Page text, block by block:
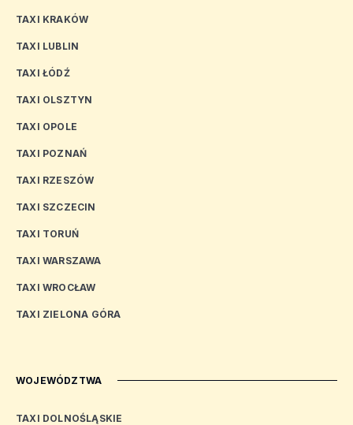
TAXI KRAKÓW
TAXI LUBLIN
TAXI ŁÓDŹ
TAXI OLSZTYN
TAXI OPOLE
TAXI POZNAŃ
TAXI RZESZÓW
TAXI SZCZECIN
TAXI TORUŃ
TAXI WARSZAWA
TAXI WROCŁAW
TAXI ZIELONA GÓRA
WOJEWÓDZTWA
TAXI DOLNOŚLĄSKIE